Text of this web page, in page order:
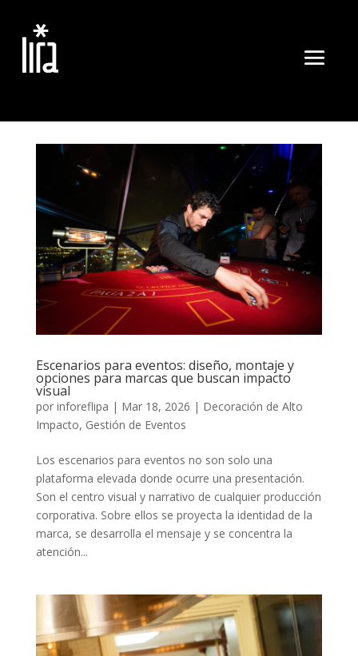
Escenarios para eventos: diseño, montaje y
opciones para marcas que buscan impacto
visual
por inforeflipa | Mar 18, 2026 | Decoración de Alto
Impacto, Gestión de Eventos
Los escenarios para eventos no son solo una
plataforma elevada donde ocurre una presentación.
Son el centro visual y narrativo de cualquier producción
corporativa. Sobre ellos se proyecta la identidad de la
marca, se desarrolla el mensaje y se concentra la
atención...